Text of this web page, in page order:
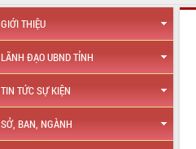
GIỚI THIỆU
LÃNH ĐẠO UBND TỈNH
TIN TỨC SỰ KIỆN
SỞ, BAN, NGÀNH